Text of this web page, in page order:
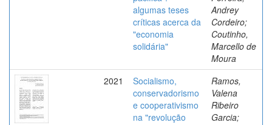
algumas teses
críticas acerca da
"economia
solidária"
Andrey
Cordeiro;
Coutinho,
Marcello de
Moura
2021
Socialismo,
conservadorismo
e cooperativismo
na "revolução
Ramos,
Valena
Ribeiro
Garcia;